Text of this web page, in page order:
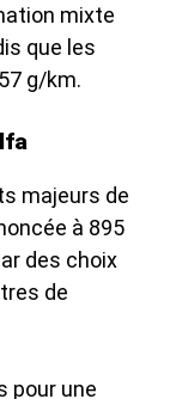
mixte
que les
g/km.
majeurs de
à 895
des choix
de
pour une